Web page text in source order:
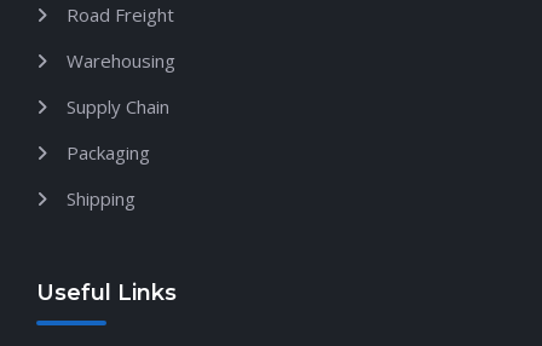
Road Freight
Warehousing
Supply Chain
Packaging
Shipping
Useful Links